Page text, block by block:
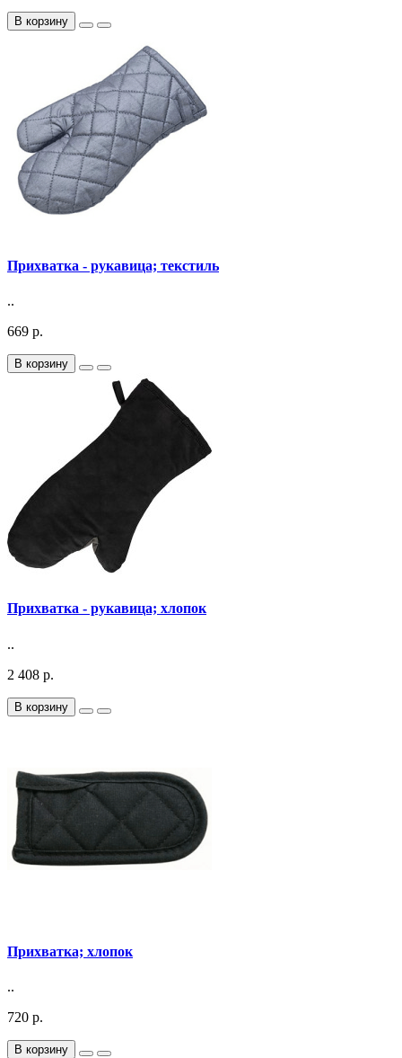
В корзину
Прихватка - рукавица; текстиль
..
669 р.
В корзину
Прихватка - рукавица; хлопок
..
2 408 р.
В корзину
Прихватка; хлопок
..
720 р.
В корзину